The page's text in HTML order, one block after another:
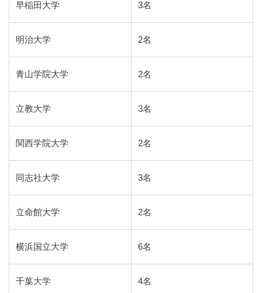
早稲田大学 3名
明治大学 2名
青山学院大学 2名
立教大学 3名
関西学院大学 2名
同志社大学 3名
立命館大学 2名
横浜国立大学 6名
千葉大学 4名